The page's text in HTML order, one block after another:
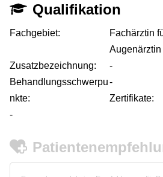
Qualifikation
Fachgebiet:
Fachärztin
Augenärztin
Zusatzbezeichnung:
-
Behandlungsschwerpu
nkte:
-
Zertifikate:
-